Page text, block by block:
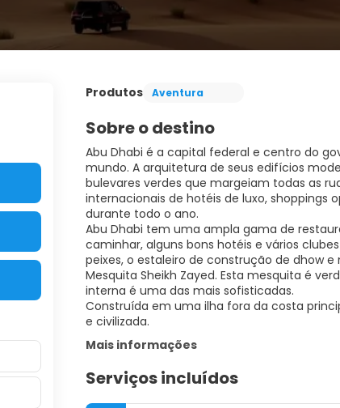
Produtos Aventura
Sobre o destino
Abu Dhabi é a capital federal e centro do
mundo. A arquitetura de seus edifícios
bulevares verdes que margeiam todas as
internacionais de hotéis de luxo, shoppings
durante todo o ano.
Abu Dhabi tem uma ampla gama de
caminhar, alguns bons hotéis e vários
peixes, o estaleiro de construção de dhow
Mesquita Sheikh Zayed. Esta mesquita é
interna é uma das mais sofisticadas.
Construída em uma ilha fora da costa
e civilizada.
Mais informações
Serviços incluídos